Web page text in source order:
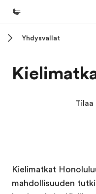
Kaikki EF-ohjelmat
Tutustu meihin tarkemmin
Työpaikat EF:llä
Yhdysvallat
Tilaa
Kielimatkat
mahdollisuuden